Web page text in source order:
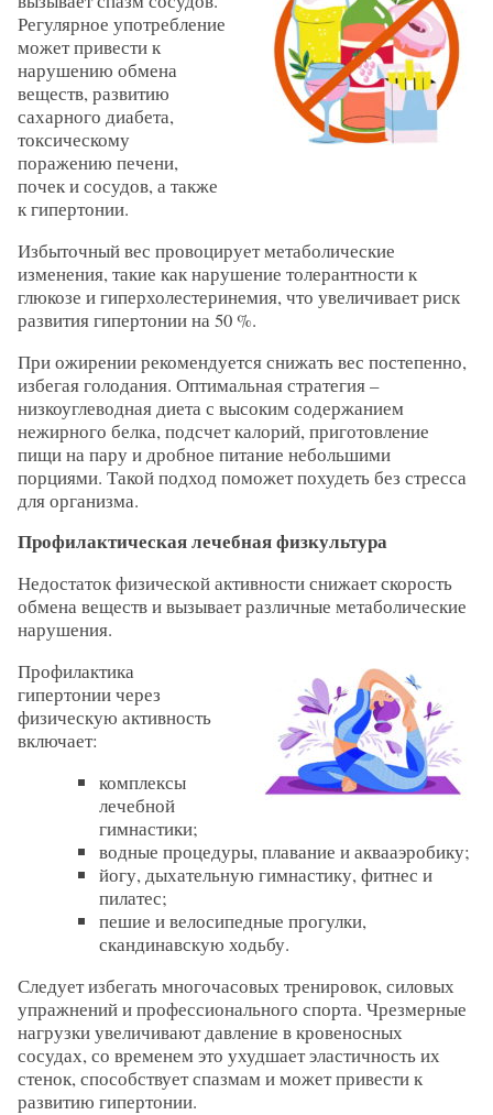
Регулярное употребление
может привести к
нарушению обмена
веществ, развитию
сахарного диабета,
токсическому
поражению печени,
почек и сосудов, а также
к гипертонии.
Избыточный вес провоцирует метаболические
изменения, такие как нарушение толерантности к
глюкозе и гиперхолестеринемия, что увеличивает риск
развития гипертонии на 50 %.
При ожирении рекомендуется снижать вес постепенно,
избегая голодания. Оптимальная стратегия –
низкоуглеводная диета с высоким содержанием
нежирного белка, подсчет калорий, приготовление
пищи на пару и дробное питание небольшими
порциями. Такой подход поможет похудеть без стресса
для организма.
Профилактическая лечебная физкультура
Недостаток физической активности снижает скорость
обмена веществ и вызывает различные метаболические
нарушения.
Профилактика
гипертонии через
физическую активность
включает:
комплексы
лечебной
гимнастики;
водные процедуры, плавание и аквааэробику;
йогу, дыхательную гимнастику, фитнес и
пилатес;
пешие и велосипедные прогулки,
скандинавскую ходьбу.
Следует избегать многочасовых тренировок, силовых
упражнений и профессионального спорта. Чрезмерные
нагрузки увеличивают давление в кровеносных
сосудах, со временем это ухудшает эластичность их
стенок, способствует спазмам и может привести к
развитию гипертонии.